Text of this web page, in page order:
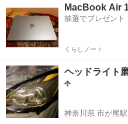
MacBook Air
抽選でプレゼント
くらしノート
ヘッドライト
神奈川県 市が尾駅